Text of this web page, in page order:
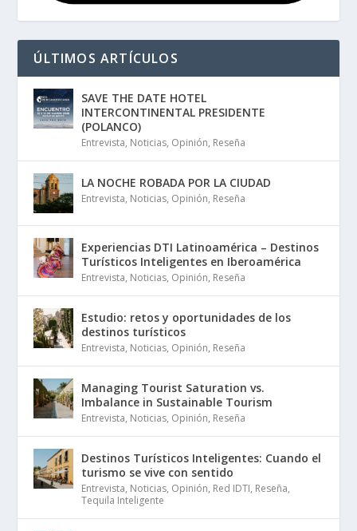
ÚLTIMOS ARTÍCULOS
SAVE THE DATE HOTEL
INTERCONTINENTAL PRESIDENTE
(POLANCO)
Entrevista, Noticias, Opinión, Reseña
LA NOCHE ROBADA POR LA CIUDAD
Entrevista, Noticias, Opinión, Reseña
Experiencias DTI Latinoamérica – Destinos
Turísticos Inteligentes en Iberoamérica
Entrevista, Noticias, Opinión, Reseña
Estudio: retos y oportunidades de los
destinos turísticos
Entrevista, Noticias, Opinión, Reseña
Managing Tourist Saturation vs.
Imbalance in Sustainable Tourism
Entrevista, Noticias, Opinión, Reseña
Destinos Turísticos Inteligentes: Cuando el
turismo se vive con sentido
Entrevista, Noticias, Opinión, Red IDTI, Reseña,
Tequila Inteligente